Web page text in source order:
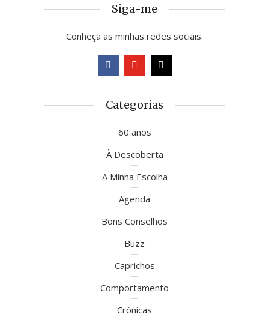
Siga-me
Conheça as minhas redes sociais.
Categorias
60 anos
À Descoberta
A Minha Escolha
Agenda
Bons Conselhos
Buzz
Caprichos
Comportamento
Crónicas